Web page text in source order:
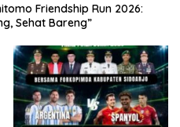
Friendship Run 2026:
Sehat Bareng”